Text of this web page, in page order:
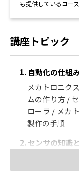
も提供しているコース
講座トピック
1. 自動化の仕組
メカトロニク
ムの作り方 /
ローラ / メカ
製作の手順
2. センサの知識
センサとその
イッチ / 光電